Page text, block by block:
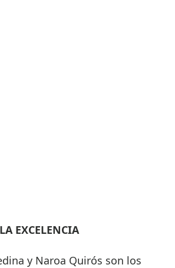
EXCELENCIA
y Naroa Quirós son los